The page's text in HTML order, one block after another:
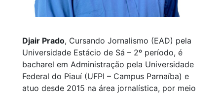
Djair Prado, Cursando Jornalismo (EAD) pela
Universidade Estácio de Sá – 2º período, é
bacharel em Administração pela Universidade
Federal do Piauí (UFPI – Campus Parnaíba) e
atuo desde 2015 na área jornalística, por meio